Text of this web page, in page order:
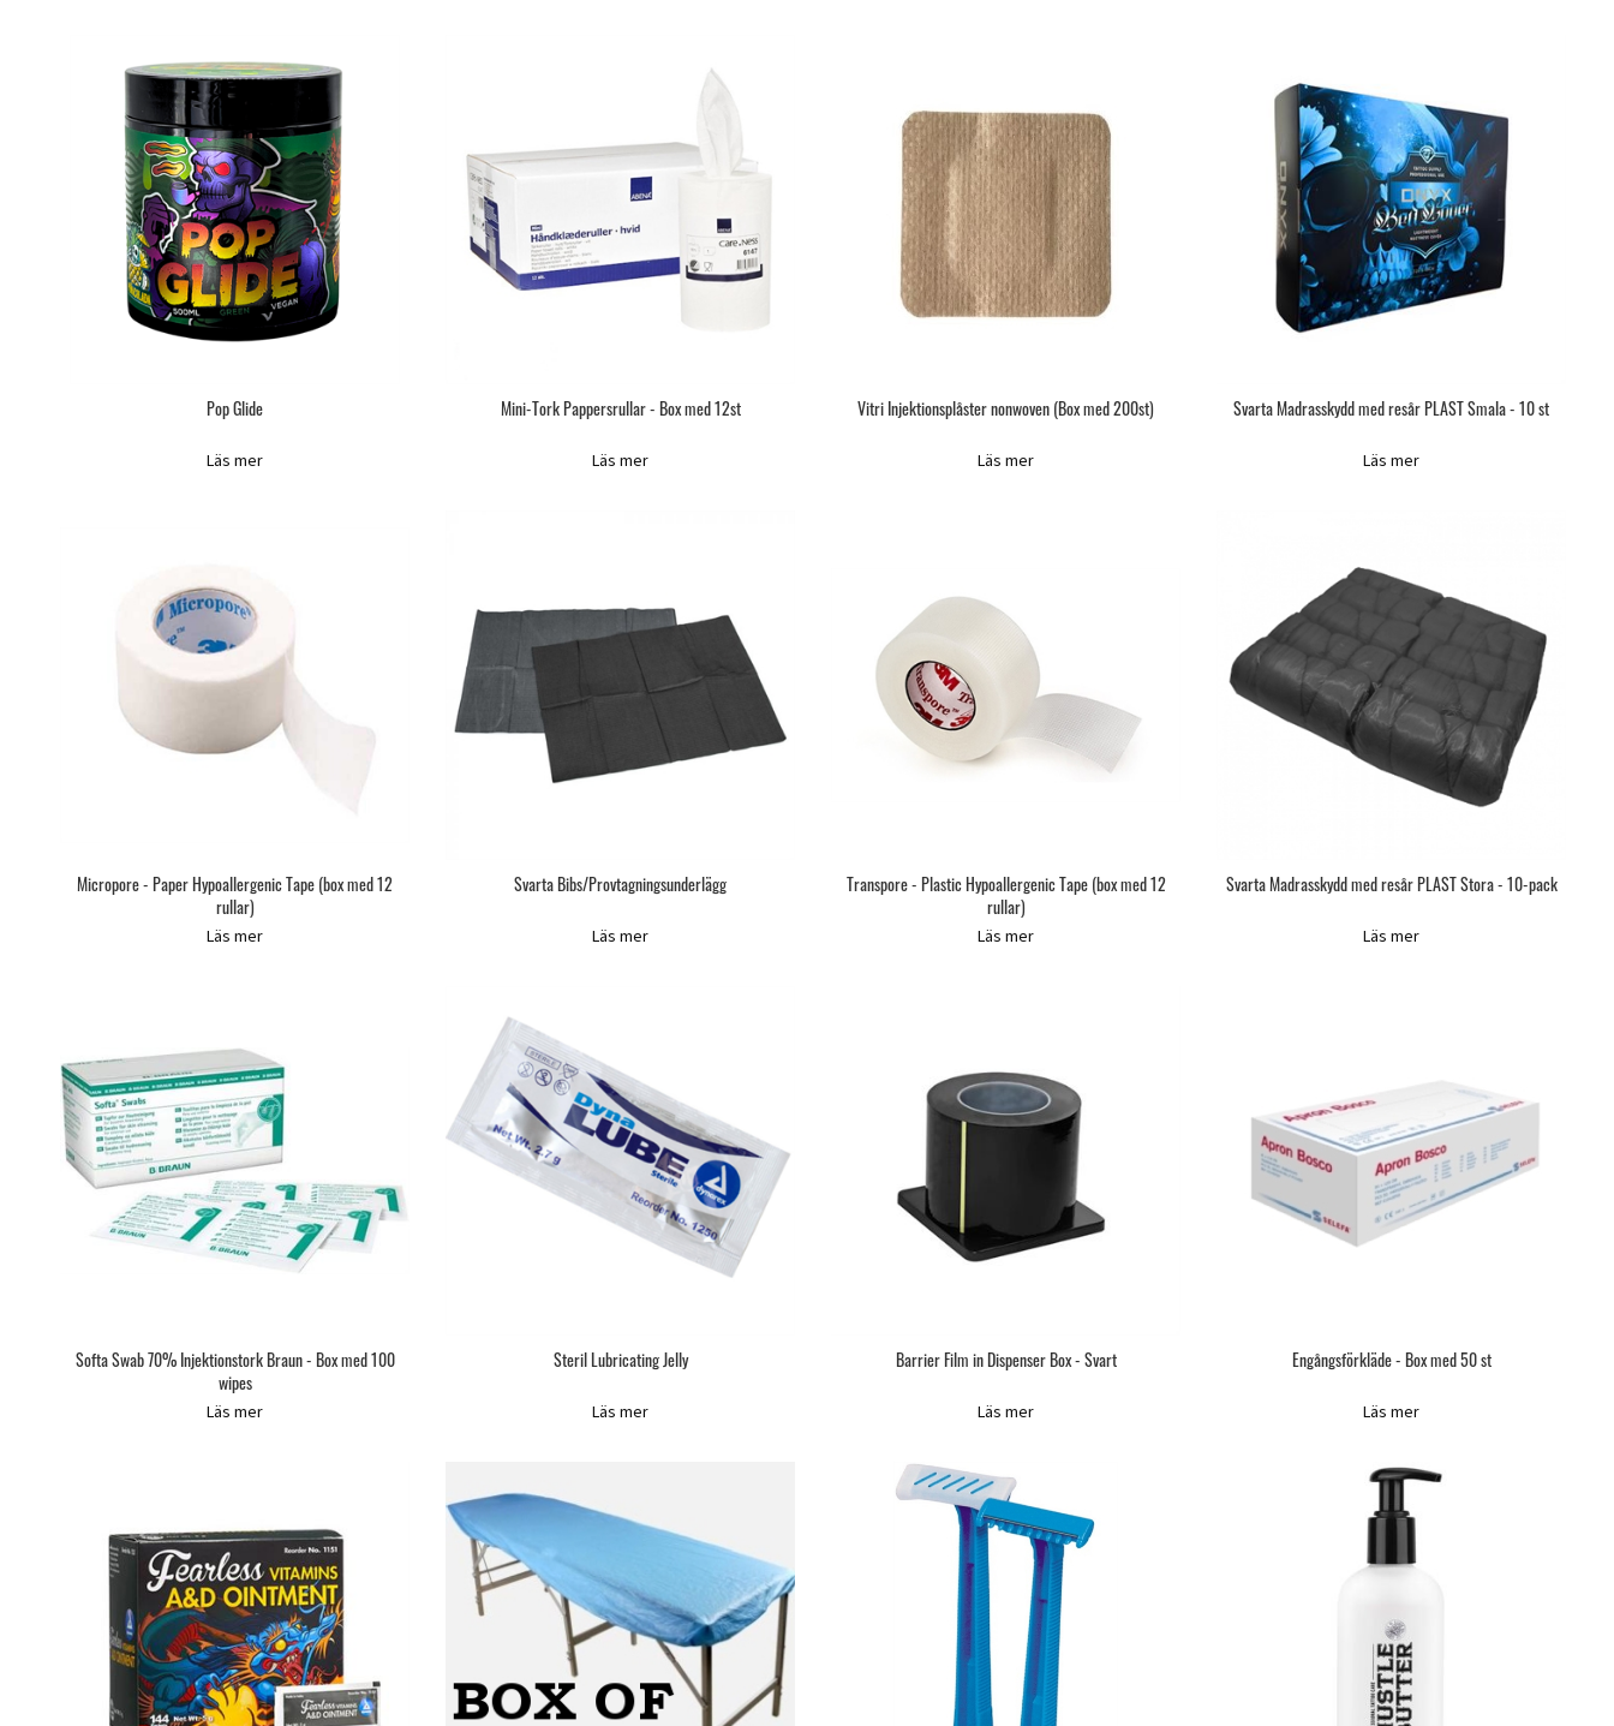
Pop Glide
Läs mer
Mini-Tork Pappersrullar - Box med 12st
Läs mer
Vitri Injektionsplåster nonwoven (Box med 200st)
Läs mer
Svarta Madrasskydd med resår PLAST Smala - 10 st
Läs mer
Micropore - Paper Hypoallergenic Tape (box med 12
rullar)
Läs mer
Svarta Bibs/Provtagningsunderlägg
Läs mer
Transpore - Plastic Hypoallergenic Tape (box med 12
rullar)
Läs mer
Svarta Madrasskydd med resår PLAST Stora - 10-pack
Läs mer
Softa Swab 70% Injektionstork Braun - Box med 100
wipes
Läs mer
Steril Lubricating Jelly
Läs mer
Barrier Film in Dispenser Box - Svart
Läs mer
Engångsförkläde - Box med 50 st
Läs mer